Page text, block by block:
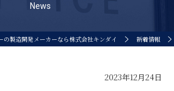
News
の製造開発メーカーなら株式会社キンダイ 新着情報
2023年12月24日